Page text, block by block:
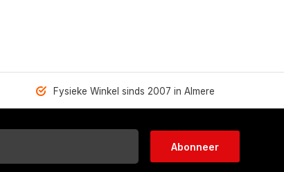
Fysieke Winkel sinds 2007 in Almere
Abonneer